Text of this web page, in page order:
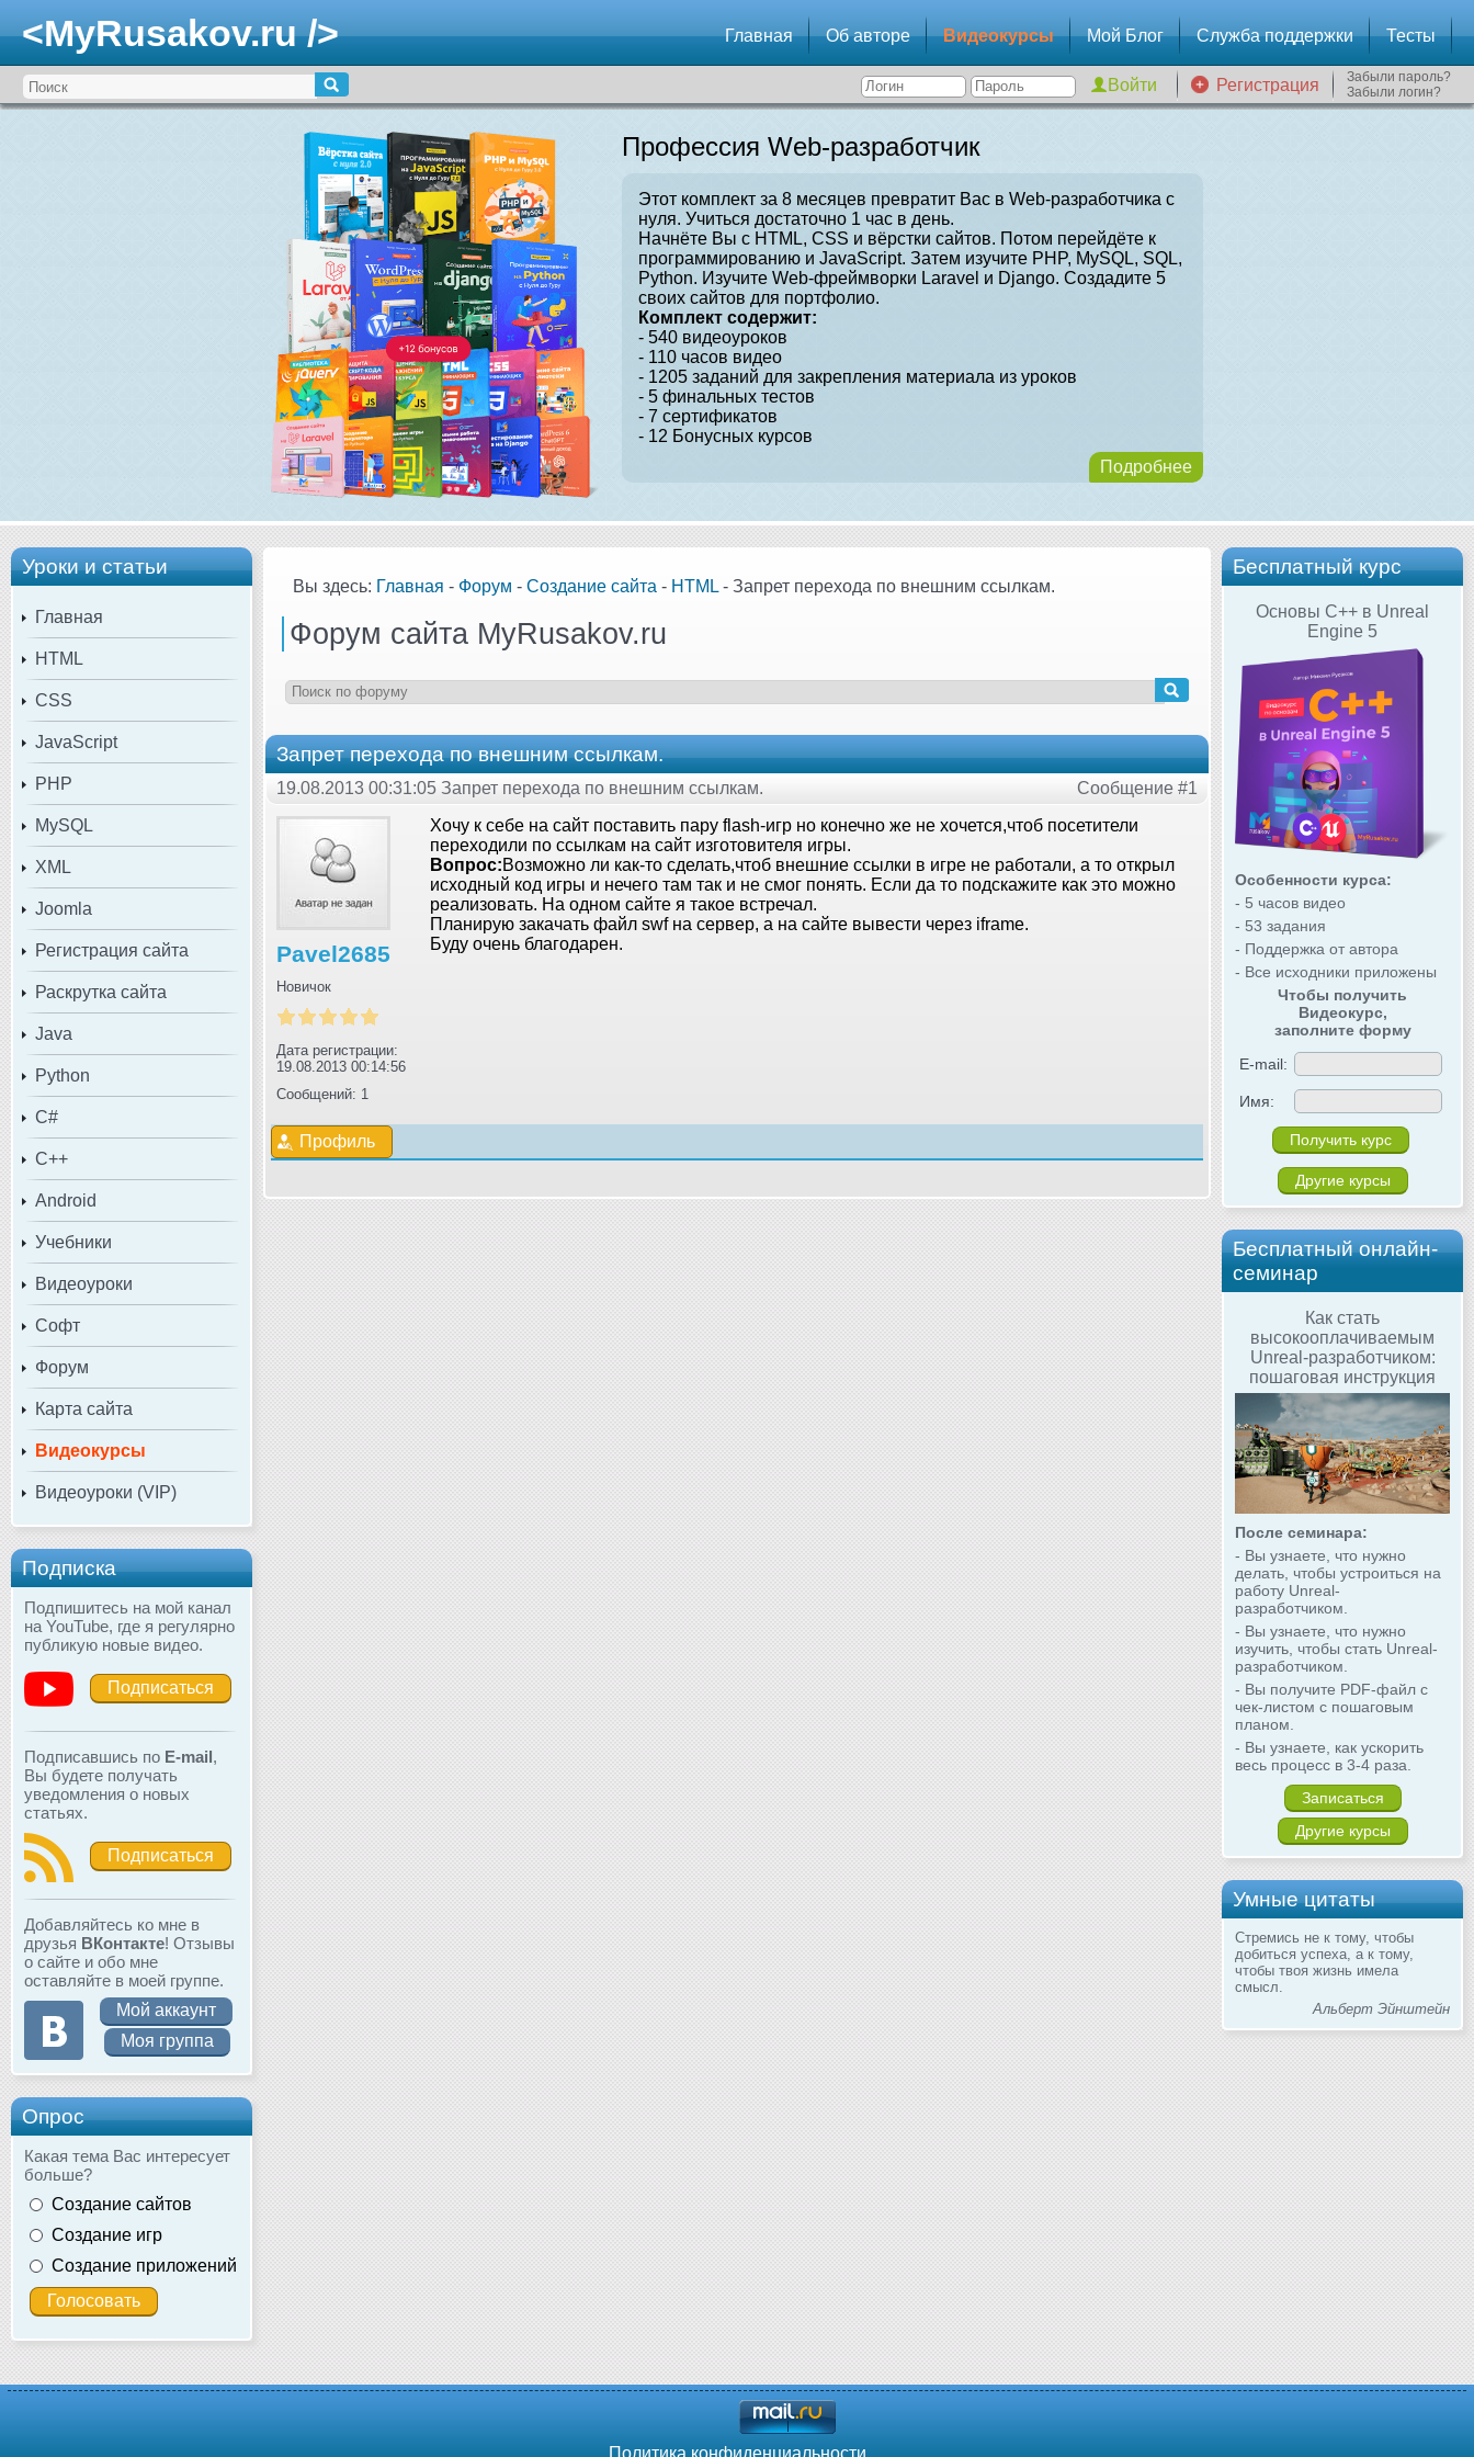
<MyRusakov.ru /> Главная Об авторе Видеокурсы Мой Блог Служба поддержки Тесты
Регистрация
Забыли пароль?
Забыли логин?
Профессия Web-разработчик
Этот комплект за 8 месяцев превратит Вас в Web-разработчика с
нуля. Учиться достаточно 1 час в день.
Начнёте Вы с HTML, CSS и вёрстки сайтов. Потом перейдёте к
программированию и JavaScript. Затем изучите PHP, MySQL, SQL,
Python. Изучите Web-фреймворки Laravel и Django. Создадите 5
своих сайтов для портфолио.
Комплект содержит:
- 540 видеоуроков
- 110 часов видео
- 1205 заданий для закрепления материала из уроков
- 5 финальных тестов
- 7 сертификатов
- 12 Бонусных курсов
Подробнее
Уроки и статьи
Главная
HTML
CSS
JavaScript
PHP
MySQL
XML
Joomla
Регистрация сайта
Раскрутка сайта
Java
Python
C#
C++
Android
Учебники
Видеоуроки
Софт
Форум
Карта сайта
Видеокурсы
Видеоуроки (VIP)
Подписка
Подпишитесь на мой канал
на YouTube, где я регулярно
публикую новые видео.
Подписаться
Подписавшись по E-mail,
Вы будете получать
уведомления о новых
статьях.
Подписаться
Добавляйтесь ко мне в
друзья ВКонтакте! Отзывы
о сайте и обо мне
оставляйте в моей группе.
Мой аккаунт
Моя группа
Опрос
Какая тема Вас интересует
больше?
Создание сайтов
Создание игр
Создание приложений
Бесплатный курс
Основы C++ в Unreal
Engine 5
Особенности курса:
- 5 часов видео
- 53 задания
- Поддержка от автора
- Все исходники приложены
Чтобы получить
Видеокурс,
заполните форму
E-mail:
Имя:
Другие курсы
Бесплатный онлайн-
семинар
Как стать
высокооплачиваемым
Unreal-разработчиком:
пошаговая инструкция
После семинара:
- Вы узнаете, что нужно
делать, чтобы устроиться на
работу Unreal-
разработчиком.
- Вы узнаете, что нужно
изучить, чтобы стать Unreal-
разработчиком.
- Вы получите PDF-файл с
чек-листом с пошаговым
планом.
- Вы узнаете, как ускорить
весь процесс в 3-4 раза.
Записаться
Другие курсы
Умные цитаты
Стремись не к тому, чтобы
добиться успеха, а к тому,
чтобы твоя жизнь имела
смысл.
Альберт Эйнштейн
Вы здесь: Главная - Форум - Создание сайта - HTML - Запрет перехода по внешним ссылкам.
Форум сайта MyRusakov.ru
Запрет перехода по внешним ссылкам.
19.08.2013 00:31:05 Запрет перехода по внешним ссылкам. Сообщение #1
Pavel2685
Новичок
Дата регистрации:
19.08.2013 00:14:56
Сообщений: 1
Хочу к себе на сайт поставить пару flash-игр но конечно же не хочется,чтоб посетители
переходили по ссылкам на сайт изготовителя игры.
Вопрос:Возможно ли как-то сделать,чтоб внешние ссылки в игре не работали, а то открыл
исходный код игры и нечего там так и не смог понять. Если да то подскажите как это можно
реализовать. На одном сайте я такое встречал.
Планирую закачать файл swf на сервер, а на сайте вывести через iframe.
Буду очень благодарен.
Профиль
Политика конфиденциальности